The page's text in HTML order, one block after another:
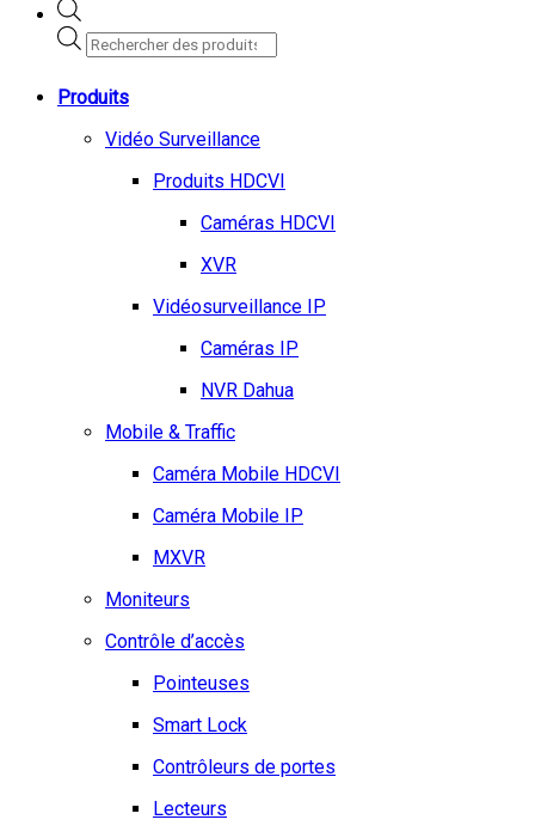
Recherche
de
Produits
Vidéo Surveillance
Produits HDCVI
Caméras HDCVI
XVR
Vidéosurveillance IP
Caméras IP
NVR Dahua
Mobile & Traffic
Caméra Mobile HDCVI
Caméra Mobile IP
MXVR
Moniteurs
Contrôle d’accès
Pointeuses
Smart Lock
Contrôleurs de portes
Lecteurs